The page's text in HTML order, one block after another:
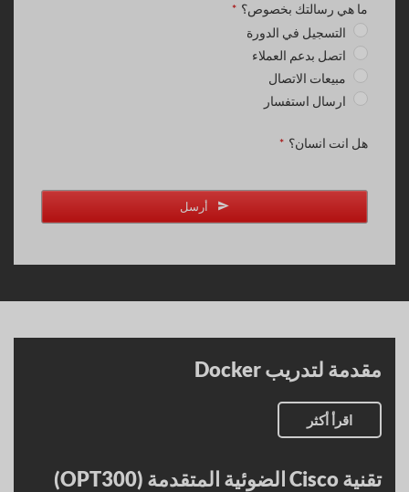
ما هي رسالتك بخصوص؟ *
التسجيل في الدورة
اتصل بدعم العملاء
مبيعات الاتصال
ارسال استفسار
هل انت انسان؟ *
أرسل
Address
*
مقدمة لتدريب Docker
اقرأ أكثر
تقنية Cisco الضوئية المتقدمة (OPT300)